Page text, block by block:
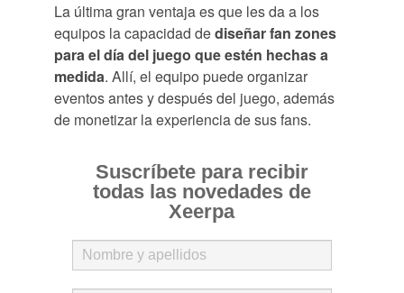
La última gran ventaja es que les da a los
equipos la capacidad dediseñar fan zones
para el día del juego que estén hechas a
medida. Allí, el equipo puede organizar
eventos antes y después del juego, además
de monetizar la experiencia de sus fans.
Suscríbete para recibir
todas las novedades de
Xeerpa